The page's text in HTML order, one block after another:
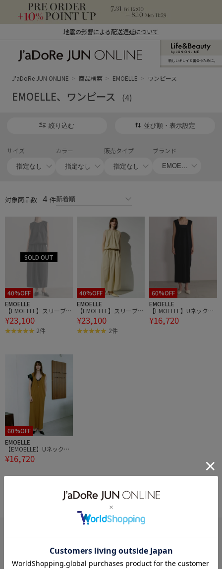
地震の影響による配送遅延について
ン オンライン）
新しいキレイと出合うために。
J'aDoRe JUN ONLINE 商品検索 EMOELLE ワンピース
EMOELLE、ワンピース (4)
絞り込む 並び順・表示設定
サイズ カラー 販売タイプ ブランド
対象商品数 4 件
40%OFF
EMOELLE
【EMOELLE】スリーブレ
スドレス
¥23,100
2件
40%OFF
EMOELLE
【EMOELLE】スリーブレ
スドレス
¥23,100
2件
60%OFF
EMOELLE
【EMOELLE】Uネックド
レス
¥16,720
60%OFF
EMOELLE
【EMOELLE】Uネックド
レス
¥16,720
HELP
何かお困りですか？